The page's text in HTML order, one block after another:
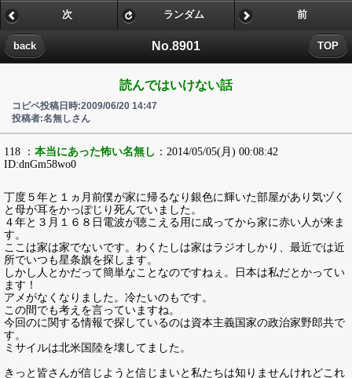
No.8901
back TOP
次 ランダム 前
読んではいけない話
コピペ投稿日時:2009/06/20 14:47
投稿者:名無しさん
118 ： 本当にあった怖い名無し ：2014/05/05(月) 00:08:42
ID:dnGm58wo0
丁度５年と１ヵ月前僕が家に帰るなり銀色に輝いた部屋があり気ヅく
と母が耳をかっぽじり死んでいました。
４年と３月１６８日電波が聴こえる用に成ってから家に赤い人が来ま
す。
ここは家は家でないです。わくたしは家はラジオしかり、最近では近
所でいつも星条旗を探します。
しかし人とかだって簡単なことなのですねぇ。日本は私だとかってい
ます！
アメがなくなりました。冷たいのもです。
この間でも考えを言っていますね。
今回のに関する情報で探しているのは資本主義国家の政治家野郎共で
す。
ミサイルは北米国陸を壊してました。
きっと皆さんが信じようと信じまいと私たちは知りませんけれどこれ